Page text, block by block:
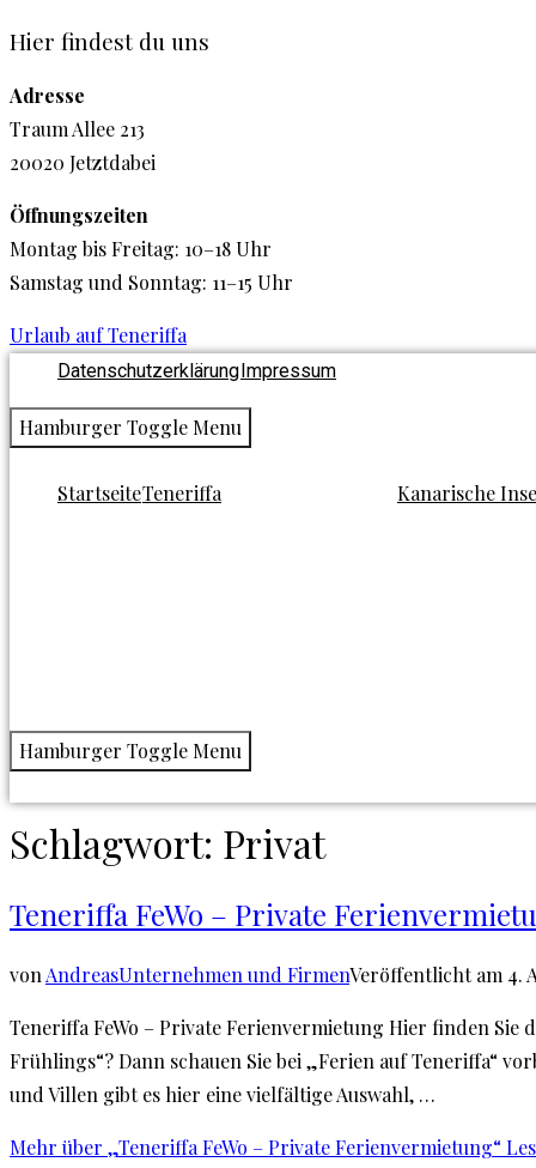
Hier findest du uns
Adresse
Traum Allee 213
20020 Jetztdabei
Öffnungszeiten
Montag bis Freitag: 10–18 Uhr
Samstag und Sonntag: 11–15 Uhr
Urlaub auf Teneriffa
Datenschutzerklärung Impressum
Hamburger Toggle Menu
StartseiteTeneriffa Kanarische
Hamburger Toggle Menu
Schlagwort: Privat
Teneriffa FeWo – Private
von AndreasUnternehmen und FirmenVeröffentlicht am 4.
Teneriffa FeWo – Private Ferienvermietung Hier finden
Frühlings“? Dann schauen Sie bei „Ferien auf Teneriffa“
und Villen gibt es hier eine vielfältige Auswahl, …
Mehr über „Teneriffa FeWo – Private Ferienvermietung“